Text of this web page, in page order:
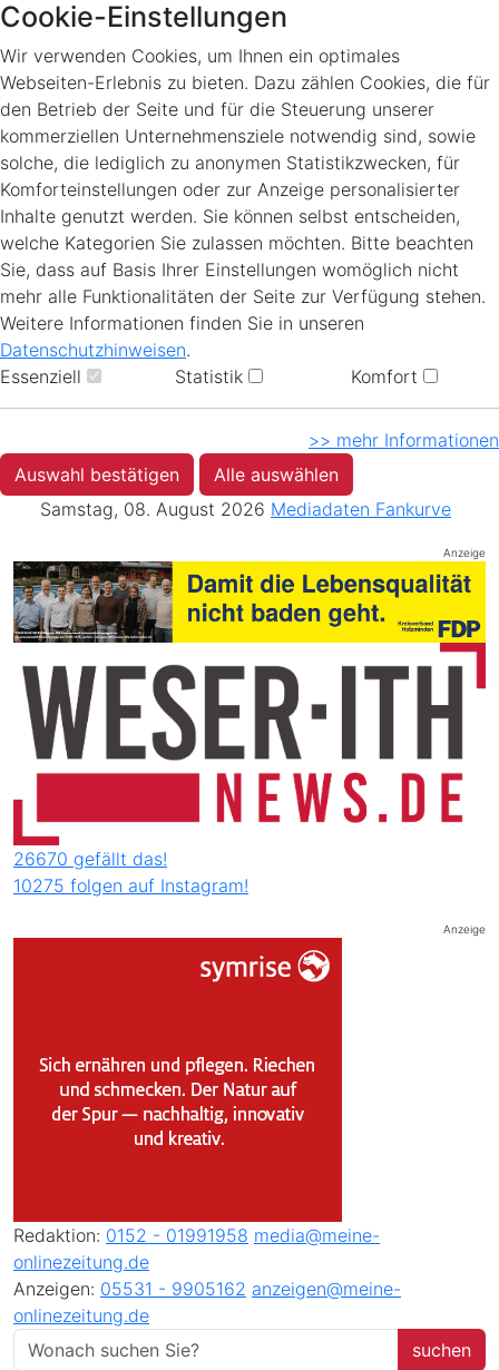
Cookie-Einstellungen
Wir verwenden Cookies, um Ihnen ein optimales
Webseiten-Erlebnis zu bieten. Dazu zählen Cookies, die für
den Betrieb der Seite und für die Steuerung unserer
kommerziellen Unternehmensziele notwendig sind, sowie
solche, die lediglich zu anonymen Statistikzwecken, für
Komforteinstellungen oder zur Anzeige personalisierter
Inhalte genutzt werden. Sie können selbst entscheiden,
welche Kategorien Sie zulassen möchten. Bitte beachten
Sie, dass auf Basis Ihrer Einstellungen womöglich nicht
mehr alle Funktionalitäten der Seite zur Verfügung stehen.
Weitere Informationen finden Sie in unseren
Datenschutzhinweisen.
Essenziell
Statistik Komfort
>> mehr Informationen
Auswahl bestätigen
Alle auswählen
Samstag, 08. August 2026 Mediadaten Fankurve
Anzeige
26670 gefällt das!
10275 folgen auf Instagram!
Anzeige
Redaktion: 0152 - 01991958 media@meine-
onlinezeitung.de
Anzeigen: 05531 - 9905162 anzeigen@meine-
onlinezeitung.de